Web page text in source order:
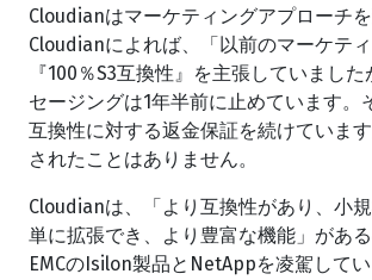
Cloudianはマーケティングアプローチを
Cloudianによれば、「以前のマーケテ
『100％S3互換性』を主張していまし
セージングは1年半前に止めています。
互換性に対する返金保証を続けていま
されたことはありません。
Cloudianは、「より互換性があり、小
単に拡張でき、より豊富な機能」があ
EMCのIsilon製品とNetAppを凌駕して